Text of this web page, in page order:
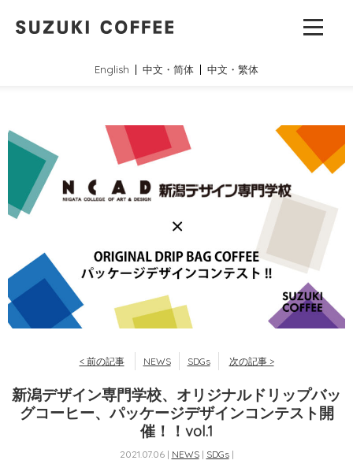
English 中文・简体 中文・繁体
< 前の記事 NEWS SDGs 次の記事 >
新潟デザイン専門学校、オリジナルドリップバッ
グコーヒー、パッケージデザインコンテスト開
催！！vol.1
2021.07.06 | NEWS| SDGs|